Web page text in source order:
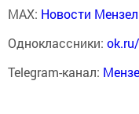
MAX: Новости
Одноклассники:
Telegram-канал: